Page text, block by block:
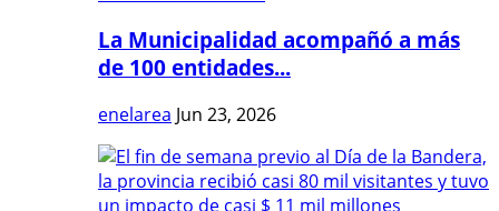
La Municipalidad acompañó a más
de 100 entidades...
enelarea Jun 23, 2026